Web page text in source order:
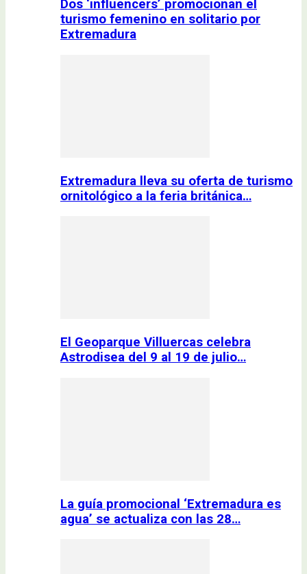
Dos ‘influencers’ promocionan el
turismo femenino en solitario por
Extremadura
Extremadura lleva su oferta de turismo
ornitológico a la feria británica…
El Geoparque Villuercas celebra
Astrodisea del 9 al 19 de julio…
La guía promocional ‘Extremadura es
agua’ se actualiza con las 28…